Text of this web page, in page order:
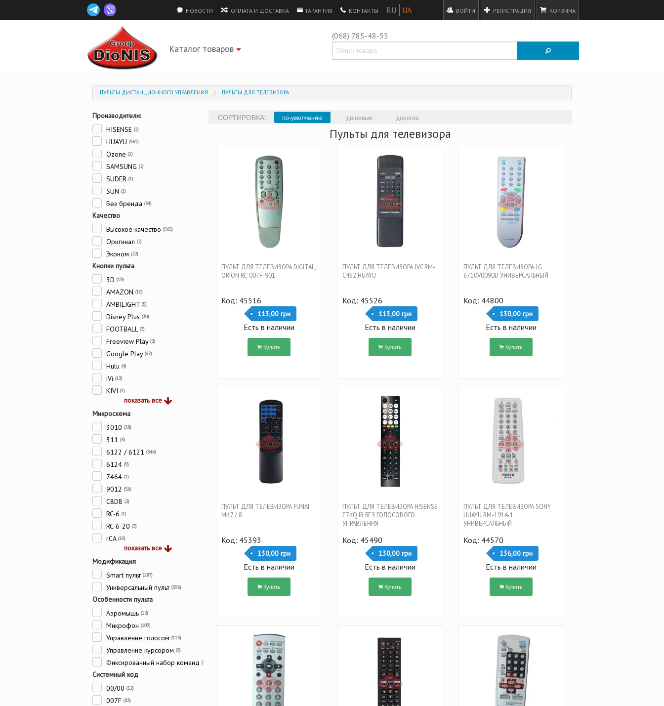
НОВОСТИ ОПЛАТА И ДОСТАВКА ГАРАНТИЯ КОНТАКТЫ ВОЙТИ РЕГИСТРАЦИЯ КОРЗИНА
Каталог товаров
(068) 785-48-55
ПУЛЬТЫ ДИСТАНЦИОННОГО УПРАВЛЕНИЯ ПУЛЬТЫ ДЛЯ ТЕЛЕВИЗОРА
Производители:
HISENSE (1)
HUAYU (561)
Ozone (1)
SAMSUNG (2)
SUDER (1)
SUN (1)
Без бренда (34)
Качество
Высокое качество (565)
Оригинал (2)
Эконом (22)
Кнопки пульта
3D (19)
AMAZON (10)
AMBILIGHT (5)
Disney Plus (30)
FOOTBALL (3)
Freeview Play (2)
Google Play (97)
Hulu (4)
iVi (13)
KIVI (1)
показать все
Микросхема
3010 (38)
311 (3)
6122 / 6121 (346)
6124 (9)
7464 (1)
9012 (56)
C8D8 (2)
RC-6 (1)
RC-6-20 (3)
rCA (10)
показать все
Модификация
Smart пульт (287)
Универсальный пульт (595)
Особенности пульта
Аэромышь (12)
Микрофон (109)
Управление голосом (115)
Управление курсором (8)
Фиксированный набор команд (109)
Системный код
00/00 (12)
007F (83)
СОРТИРОВКА: по-умолчанию дешевые дорогие
Пульты для телевизора
ПУЛЬТ ДЛЯ ТЕЛЕВИЗОРА DIGITAL,
ORION RC-007F-901
Код: 45516
113,00 грн
Есть в наличии
Купить
ПУЛЬТ ДЛЯ ТЕЛЕВИЗОРА JVC RM-
C462 HUAYU
Код: 45526
113,00 грн
Есть в наличии
Купить
ПУЛЬТ ДЛЯ ТЕЛЕВИЗОРА LG
6710V0090D УНИВЕРСАЛЬНЫЙ
Код: 44800
130,00 грн
Есть в наличии
Купить
ПУЛЬТ ДЛЯ ТЕЛЕВИЗОРА FUNAI
MK7 / 8
Код: 45393
130,00 грн
Есть в наличии
Купить
ПУЛЬТ ДЛЯ ТЕЛЕВИЗОРА HISENSE
E7KQ IR БЕЗ ГОЛОСОВОГО
УПРАВЛЕНИЯ
Код: 45490
130,00 грн
Есть в наличии
Купить
ПУЛЬТ ДЛЯ ТЕЛЕВИЗОРА SONY
HUAYU RM-191A-1
УНИВЕРСАЛЬНЫЙ
Код: 44570
136,00 грн
Есть в наличии
Купить